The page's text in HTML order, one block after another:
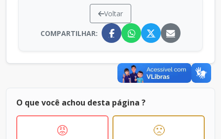
Voltar
COMPARTILHAR:
O que você achou desta página ?
😡 🙁